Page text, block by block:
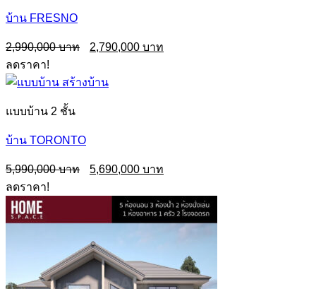
บ้าน FRESNO
2,990,000
Original
price
2,990,000฿.
2,790,000
ลดราคา!
แบบบ้าน 2 ชั้น
บ้าน TORONTO
5,990,000
Original
price
5,990,000฿.
5,690,000
5,690,000฿.
ลดราคา!